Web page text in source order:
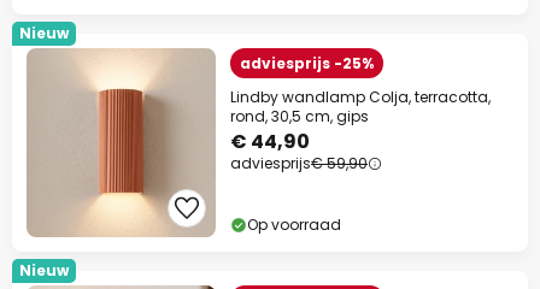
Nieuw
adviesprijs -25%
Lindby wandlamp Colja, terracotta,
rond, 30,5 cm, gips
€ 44,90
adviesprijs€ 59,90
Op voorraad
Nieuw